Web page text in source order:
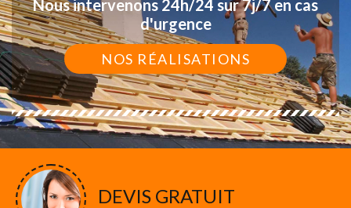
Nous intervenons 24h/24 sur 7j/7 en cas
d'urgence
NOS RÉALISATIONS
DEVIS GRATUIT